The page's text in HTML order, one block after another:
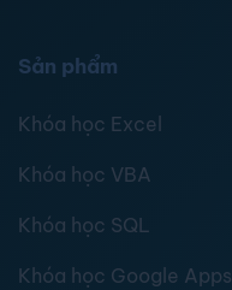
Sản phẩm
Khóa học Excel
Khóa học VBA
Khóa học SQL
Khóa học Google Apps